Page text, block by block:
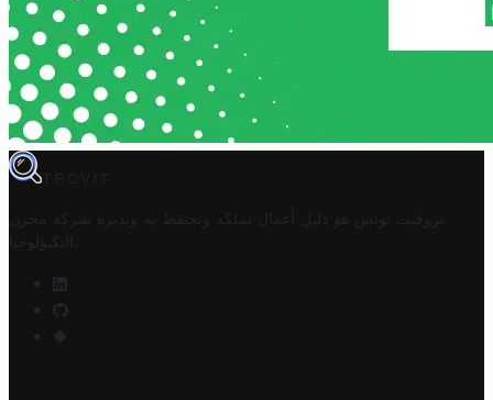
TROVIT
تروفيت تونس هو دليل أعمال تملكه وتحتفظ به وتديره
شركة مخزن
التكنولوجيا